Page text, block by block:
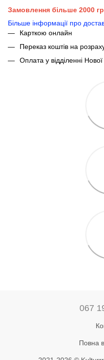
Замовлення більше 2000
Більше інформації про
Карткою онлайн
Переказ коштів на
Оплата у відділенні
067
Повна